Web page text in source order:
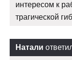
интересом к
трагической
Натали